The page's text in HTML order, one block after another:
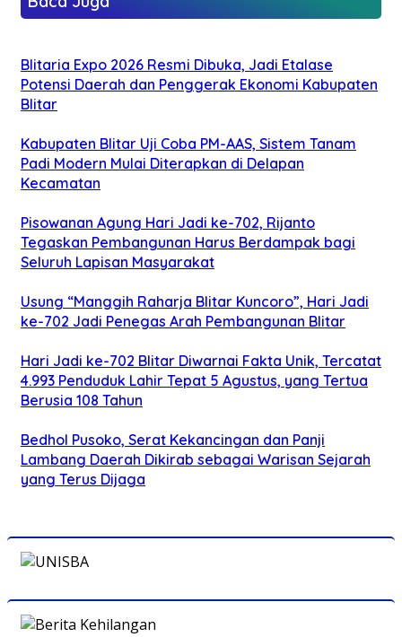
Blitaria Expo 2026 Resmi Dibuka, Jadi Etalase
Potensi Daerah dan Penggerak Ekonomi Kabupaten
Blitar
Kabupaten Blitar Uji Coba PM-AAS, Sistem Tanam
Padi Modern Mulai Diterapkan di Delapan
Kecamatan
Pisowanan Agung Hari Jadi ke-702, Rijanto
Tegaskan Pembangunan Harus Berdampak bagi
Seluruh Lapisan Masyarakat
Usung “Manggih Raharja Blitar Kuncoro”, Hari Jadi
ke-702 Jadi Penegas Arah Pembangunan Blitar
Hari Jadi ke-702 Blitar Diwarnai Fakta Unik, Tercatat
4.993 Penduduk Lahir Tepat 5 Agustus, yang Tertua
Berusia 108 Tahun
Bedhol Pusoko, Serat Kekancingan dan Panji
Lambang Daerah Dikirab sebagai Warisan Sejarah
yang Terus Dijaga